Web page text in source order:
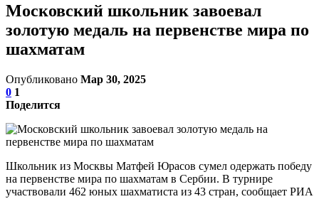
Московский школьник завоевал
золотую медаль на первенстве мира по
шахматам
Опубликовано Мар 30, 2025
0 1
Поделится
Школьник из Москвы Матфей Юрасов сумел одержать победу
на первенстве мира по шахматам в Сербии. В турнире
участвовали 462 юных шахматиста из 43 стран, сообщает РИА